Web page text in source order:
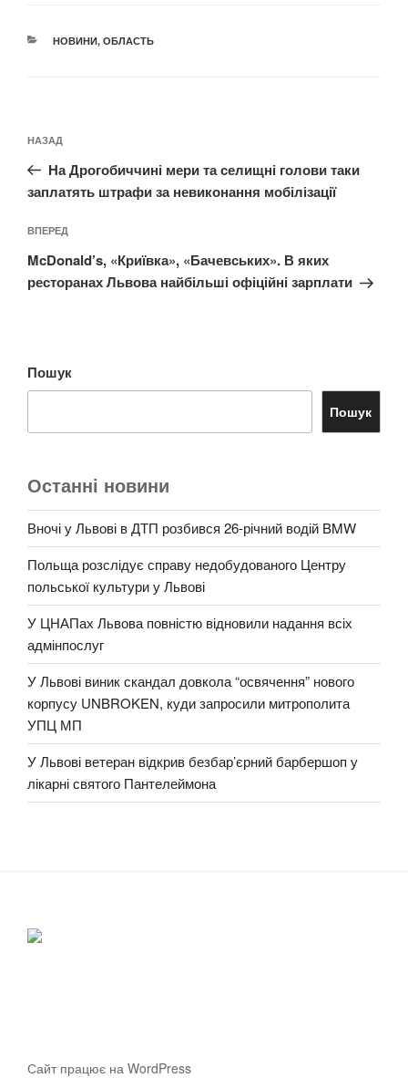
КАТЕГОРІЇ
НОВИНИ, ОБЛАСТЬ
записів
Попередній
запис:
НАЗАД
На Дрогобиччині мери та селищні голови таки
заплатять штрафи за невиконання мобілізації
Наступний
запис
ВПЕРЕД
McDonald’s, «Криївка», «Бачевських». В яких
ресторанах Львова найбільші офіційні зарплати
Пошук
Пошук
Останні новини
Вночі у Львові в ДТП розбився 26-річний водій BMW
Польща розслідує справу недобудованого Центру
польської культури у Львові
У ЦНАПах Львова повністю відновили надання всіх
адмінпослуг
У Львові виник скандал довкола “освячення” нового
корпусу UNBROKEN, куди запросили митрополита
УПЦ МП
У Львові ветеран відкрив безбар’єрний барбершоп у
лікарні святого Пантелеймона
Сайт працює на WordPress